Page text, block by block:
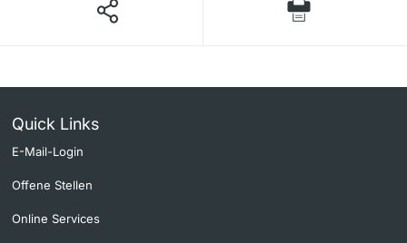
Quick Links
E-Mail-Login
Offene Stellen
Online Services